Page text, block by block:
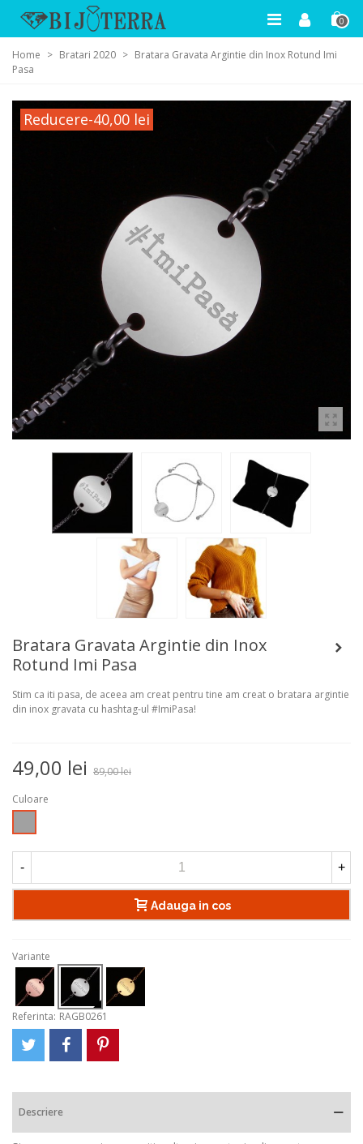
0
Home > Bratari 2020 > Bratara Gravata Argintie din Inox Rotund Imi
Pasa
Reducere-40,00 lei
Bratara Gravata Argintie din Inox
Rotund Imi Pasa
Stim ca iti pasa, de aceea am creat pentru tine am creat o bratara argintie
din inox gravata cu hashtag-ul #ImiPasa!
49,00 lei 89,00 lei
Culoare
- +
Adauga in cos
Variante
Referinta: RAGB0261
Descriere